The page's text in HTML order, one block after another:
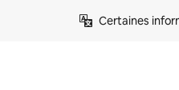
Certaines